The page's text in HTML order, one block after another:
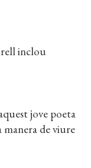
inclou
jove poeta
de viure